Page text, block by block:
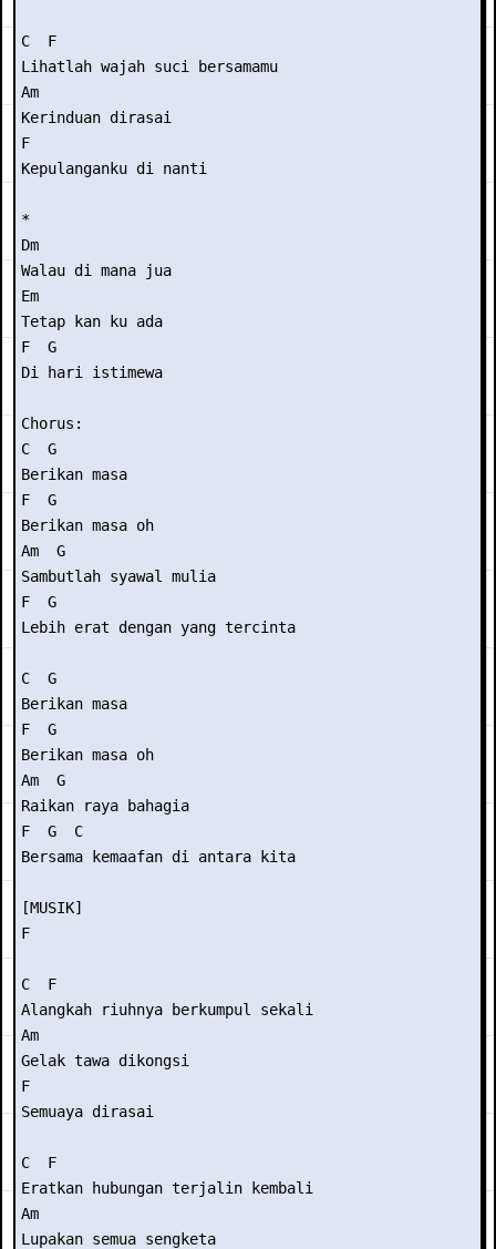
C  F
Lihatlah wajah suci bersamamu
Am
Kerinduan dirasai
F
Kepulanganku di nanti
*
Dm
Walau di mana jua
Em
Tetap kan ku ada
F  G
Di hari istimewa
Chorus:
C  G
Berikan masa
F  G
Berikan masa oh
Am  G
Sambutlah syawal mulia
F  G
Lebih erat dengan yang tercinta
C  G
Berikan masa
F  G
Berikan masa oh
Am  G
Raikan raya bahagia
F  G  C
Bersama kemaafan di antara kita
[MUSIK]
F
C  F
Alangkah riuhnya berkumpul sekali
Am
Gelak tawa dikongsi
F
Semuaya dirasai
C  F
Eratkan hubungan terjalin kembali
Am
Lupakan semua sengketa